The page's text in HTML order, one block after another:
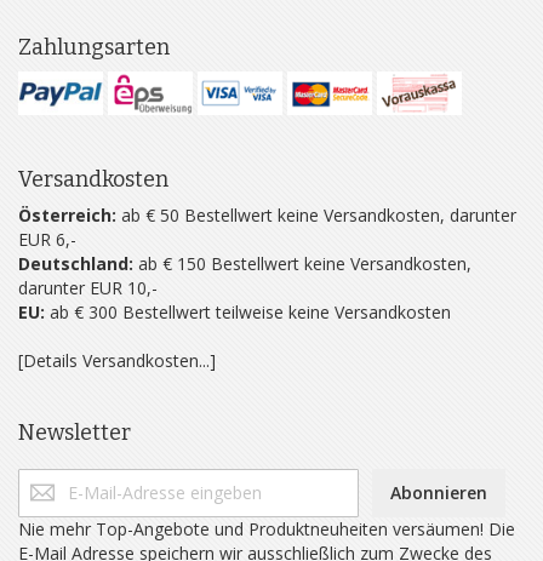
Zahlungsarten
Versandkosten
Österreich: ab € 50 Bestellwert keine Versandkosten, darunter
EUR 6,-
Deutschland: ab € 150 Bestellwert keine Versandkosten,
darunter EUR 10,-
EU: ab € 300 Bestellwert teilweise keine Versandkosten
[Details Versandkosten...]
Newsletter
Abonnieren
Nie mehr Top-Angebote und Produktneuheiten versäumen! Die
E-Mail Adresse speichern wir ausschließlich zum Zwecke des